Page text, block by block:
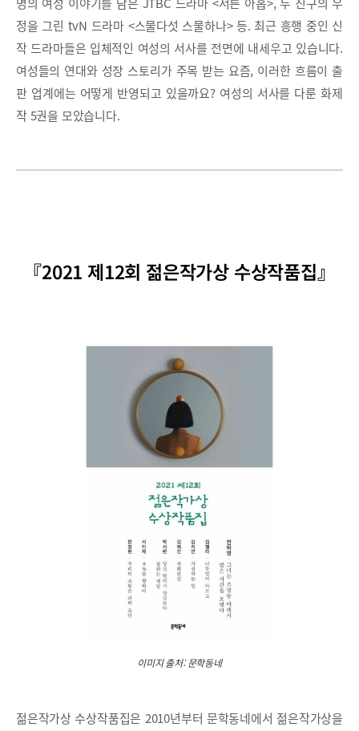
정을 그린 tvN 드라마 <스물다섯 스물하나> 등. 최근 흥행 중인 신
작 드라마들은 입체적인 여성의 서사를 전면에 내세우고 있습니다.
여성들의 연대와 성장 스토리가 주목 받는 요즘, 이러한 흐름이 출
판 업계에는 어떻게 반영되고 있을까요? 여성의 서사를 다룬 화제
작 5권을 모았습니다.
『2021 제12회 젊은작가상 수상작품집』
이미지 출처: 문학동네
젊은작가상 수상작품집은 2010년부터 문학동네에서 젊은작가상을